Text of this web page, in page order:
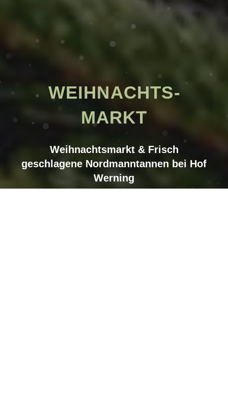
WEIHNACHTS­
MARKT
Weihnachts­markt & Frisch
geschlagene Nordmanntannen bei Hof
Werning